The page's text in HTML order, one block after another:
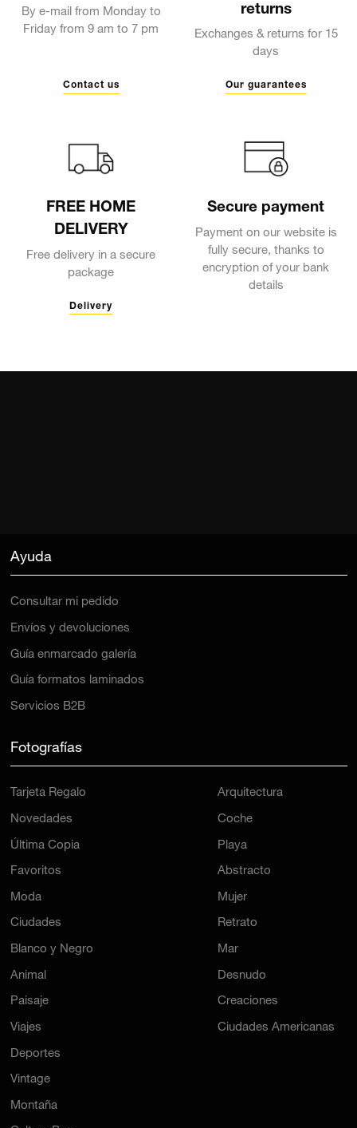
By e-mail from Monday to
Friday from 9 am to 7 pm
Contact us
returns
Exchanges & returns for 15
days
Our guarantees
FREE HOME
DELIVERY
Free delivery in a secure
package
Delivery
Secure payment
Payment on our website is
fully secure, thanks to
encryption of your bank
details
Ayuda
Consultar mi pedido
Envíos y devoluciones
Guía enmarcado galería
Guía formatos laminados
Servicios B2B
Fotografías
Tarjeta Regalo
Novedades
Última Copia
Favoritos
Moda
Ciudades
Blanco y Negro
Animal
Paisaje
Viajes
Deportes
Arquitectura
Coche
Playa
Abstracto
Mujer
Retrato
Mar
Desnudo
Creaciones
Ciudades Americanas
Vintage
Montaña